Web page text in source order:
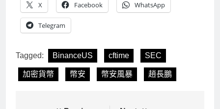
X Facebook WhatsApp
Telegram
Tagged: BinanceUS cftime SEC
加密貨幣 幣安 幣安風暴 趙長鵬